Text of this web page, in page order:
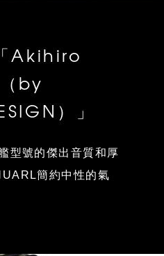
Akihiro
by
）」
型號的傑出音質和厚
簡約中性的氣